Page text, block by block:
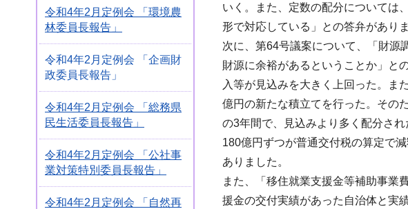
令和4年2月定例会 「環境農
林委員長報告」
令和4年2月定例会 「企画財
政委員長報告」
令和4年2月定例会 「総務県
民生活委員長報告」
令和4年2月定例会 「公社事
業対策特別委員長報告」
令和4年2月定例会 「自然再
いく。また、定数の配分については
形で対応している」との答弁がありま
次に、第64号議案について、「財源
財源に余裕があるということか」と
入等が見込みを大きく上回った。ま
億円の新たな積立てを行った。その
の3年間で、見込みより多く配分さ
180億円ずつが普通交付税の算定で
ありました。
また、「移住就業支援金等補助事業
援金の交付実績があった自治体と実